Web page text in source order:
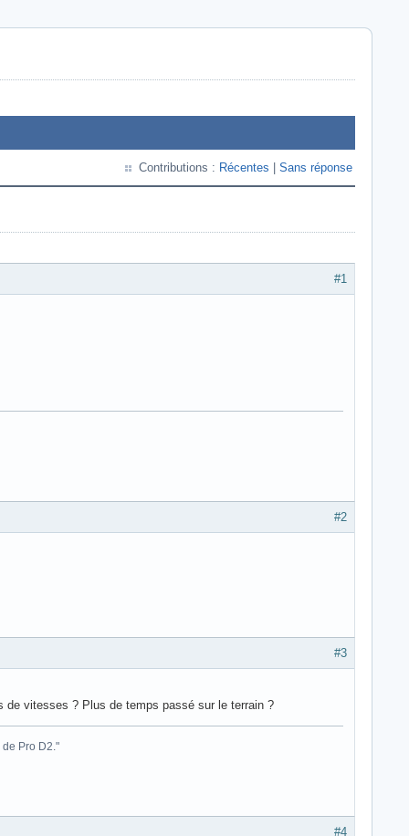
Contributions : Récentes Sans réponse
#1
#2
#3
de vitesses ? Plus de temps passé sur le terrain ?
Pro D2."
#4